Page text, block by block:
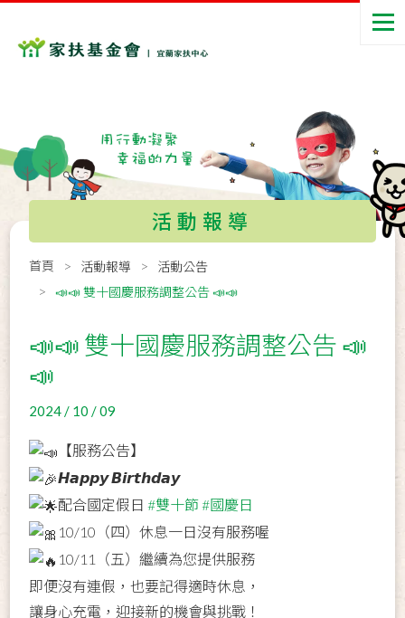
活動報導
首頁 活動報導
活動公告
📣📣 雙十國慶服務調整公告 📣📣
📣📣 雙十國慶服務調整公告 📣
📣
2024 / 10 / 09
【服務公告】
𝙃𝙖𝙥𝙥𝙮 𝘽𝙞𝙧𝙩𝙝𝙙𝙖𝙮
配合國定假日#雙十節#國慶日
10/10（四）休息一日沒有服務喔
10/11（五）繼續為您提供服務
即便沒有連假，也要記得適時休息，
讓身心充電，迎接新的機會與挑戰！